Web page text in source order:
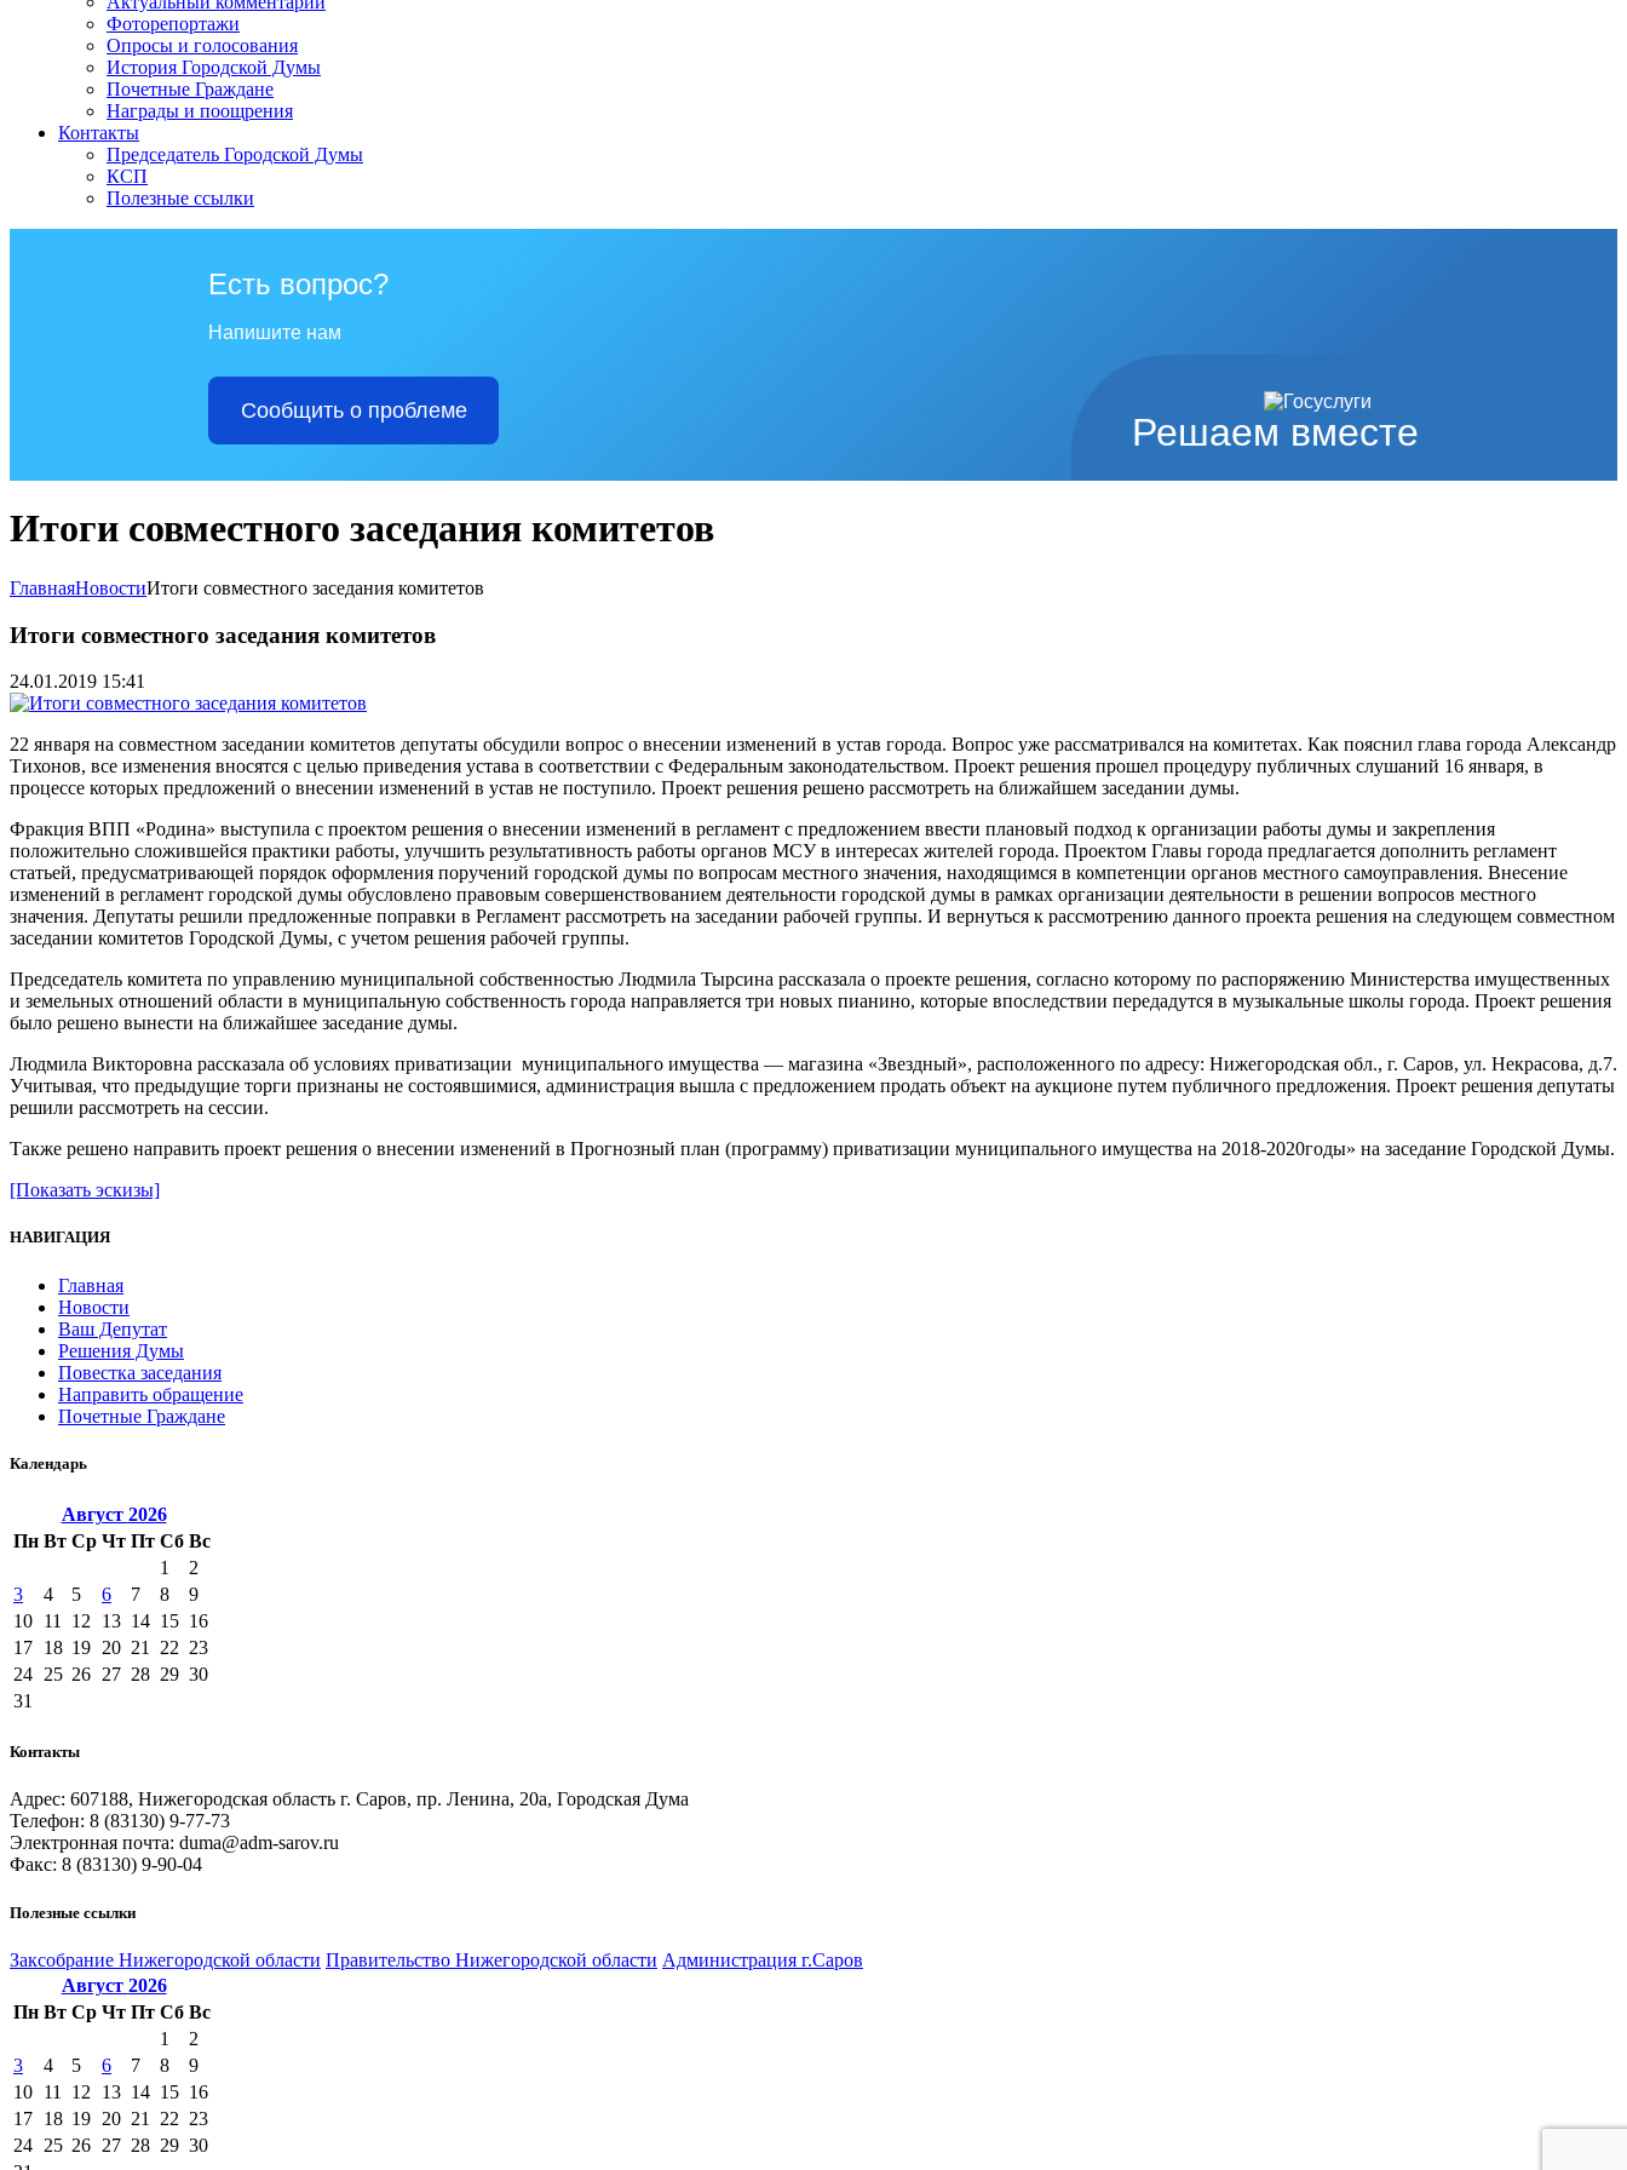
Фоторепортажи
Опросы и голосования
История Городской Думы
Почетные Граждане
Награды и поощрения
Контакты
Председатель Городской Думы
КСП
Полезные ссылки
Решаем вместе
Есть вопрос?
Напишите нам
Сообщить о проблеме
Итоги совместного заседания комитетов
ГлавнаяНовостиИтоги совместного заседания комитетов
Итоги совместного заседания комитетов
24.01.2019 15:41
22 января на совместном заседании комитетов депутаты обсудили вопрос о внесении изменений в устав города. Вопрос уже рассматривался на комитетах. Как пояснил глава города Александр
Тихонов, все изменения вносятся с целью приведения устава в соответствии с Федеральным законодательством. Проект решения прошел процедуру публичных слушаний 16 января, в
процессе которых предложений о внесении изменений в устав не поступило. Проект решения решено рассмотреть на ближайшем заседании думы.
Фракция ВПП «Родина» выступила с проектом решения о внесении изменений в регламент с предложением ввести плановый подход к организации работы думы и закрепления
положительно сложившейся практики работы, улучшить результативность работы органов МСУ в интересах жителей города. Проектом Главы города предлагается дополнить регламент
статьей, предусматривающей порядок оформления поручений городской думы по вопросам местного значения, находящимся в компетенции органов местного самоуправления. Внесение
изменений в регламент городской думы обусловлено правовым совершенствованием деятельности городской думы в рамках организации деятельности в решении вопросов местного
значения. Депутаты решили предложенные поправки в Регламент рассмотреть на заседании рабочей группы. И вернуться к рассмотрению данного проекта решения на следующем совместном
заседании комитетов Городской Думы, с учетом решения рабочей группы.
Председатель комитета по управлению муниципальной собственностью Людмила Тырсина рассказала о проекте решения, согласно которому по распоряжению Министерства имущественных
и земельных отношений области в муниципальную собственность города направляется три новых пианино, которые впоследствии передадутся в музыкальные школы города. Проект решения
было решено вынести на ближайшее заседание думы.
Людмила Викторовна рассказала об условиях приватизации муниципального имущества — магазина «Звездный», расположенного по адресу: Нижегородская обл., г. Саров, ул. Некрасова, д.7.
Учитывая, что предыдущие торги признаны не состоявшимися, администрация вышла с предложением продать объект на аукционе путем публичного предложения. Проект решения депутаты
решили рассмотреть на сессии.
Также решено направить проект решения о внесении изменений в Прогнозный план (программу) приватизации муниципального имущества на 2018-2020годы» на заседание Городской Думы.
[Показать эскизы]
НАВИГАЦИЯ
Главная
Новости
Ваш Депутат
Решения Думы
Повестка заседания
Направить обращение
Почетные Граждане
Календарь
Август 2026
Пн Вт Ср Чт Пт Сб Вс
1
2
3
4 5 6 7 8
9
10 11 12 13 14 15 16
17 18 19 20 21 22 23
24 25 26 27 28 29 30
31
Контакты
Адрес: 607188, Нижегородская область г. Саров, пр. Ленина, 20а, Городская Дума
Телефон: 8 (83130) 9-77-73
Электронная почта: duma@adm-sarov.ru
Факс: 8 (83130) 9-90-04
Полезные ссылки
Закcобрание Нижегородской области Правительство Нижегородской области Администрация г.Саров
Август 2026
Пн Вт Ср Чт Пт Сб Вс
1
2
3
4 5 6 7 8
9
10 11 12 13 14 15 16
17 18 19 20 21 22 23
24 25 26 27 28 29 30